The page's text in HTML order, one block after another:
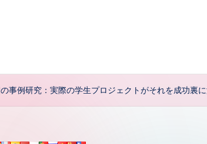
事例研究：実際の学生プロジェクトがそれを成功裏